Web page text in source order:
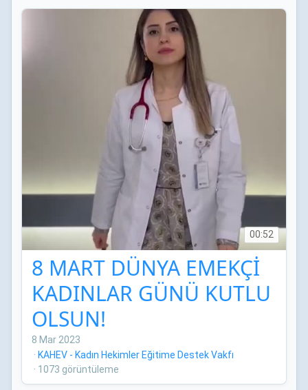
00:52
8 MART DÜNYA EMEKÇİ
KADINLAR GÜNÜ KUTLU
OLSUN!
8 Mar 2023
· KAHEV - Kadın Hekimler Eğitime Destek Vakfı
· 1073 görüntüleme